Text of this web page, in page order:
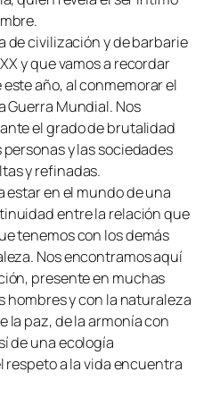
de civilización y de barbarie
y que vamos a recordar
año, al conmemorar el
Guerra Mundial. Nos
el grado de brutalidad
y las sociedades
y refinadas.
estar en el mundo de una
entre la relación que
tenemos con los demás
Nos encontramos aquí
presente en muchas
hombres y con la naturaleza
la paz, de la armonía con
de una ecología
respeto a la vida encuentra